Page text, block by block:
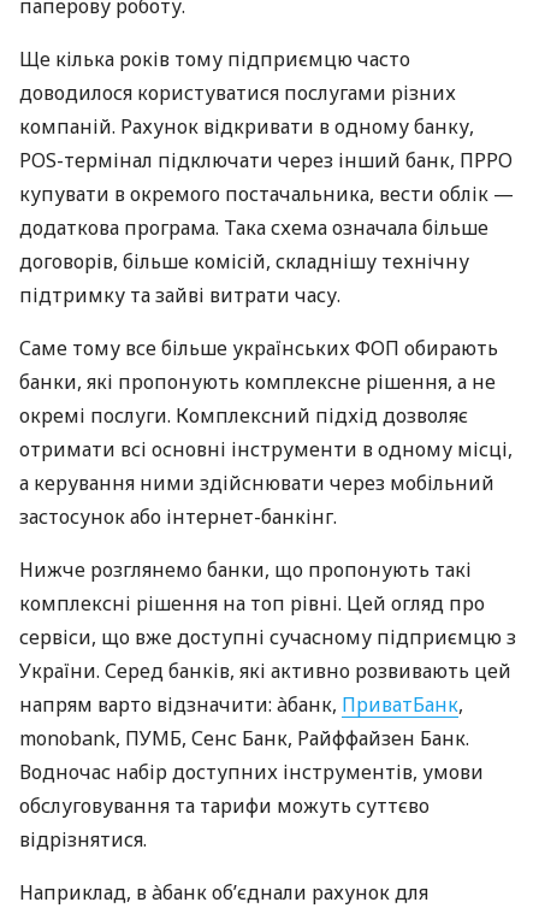
паперову роботу.
Ще кілька років тому підприємцю часто
доводилося користуватися послугами різних
компаній. Рахунок відкривати в одному банку,
POS-термінал підключати через інший банк, ПРРО
купувати в окремого постачальника, вести облік —
додаткова програма. Така схема означала більше
договорів, більше комісій, складнішу технічну
підтримку та зайві витрати часу.
Саме тому все більше українських ФОП обирають
банки, які пропонують комплексне рішення, а не
окремі послуги. Комплексний підхід дозволяє
отримати всі основні інструменти в одному місці,
а керування ними здійснювати через мобільний
застосунок або інтернет-банкінг.
Нижче розглянемо банки, що пропонують такі
комплексні рішення на топ рівні. Цей огляд про
сервіси, що вже доступні сучасному підприємцю з
України. Серед банків, які активно розвивають цей
напрям варто відзначити: àбанк, ПриватБанк,
monobank, ПУМБ, Сенс Банк, Райффайзен Банк.
Водночас набір доступних інструментів, умови
обслуговування та тарифи можуть суттєво
відрізнятися.
Наприклад, в àбанк об’єднали рахунок для